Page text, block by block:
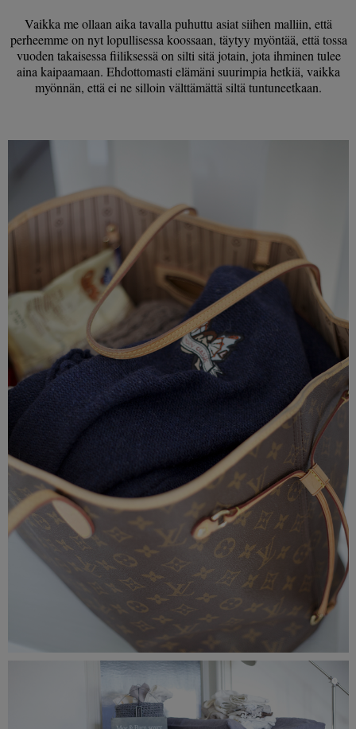
Vaikka me ollaan aika tavalla puhuttu asiat siihen malliin, että
perheemme on nyt lopullisessa koossaan, täytyy myöntää, että tossa
vuoden takaisessa fiiliksessä on silti sitä jotain, jota ihminen tulee
aina kaipaamaan. Ehdottomasti elämäni suurimpia hetkiä, vaikka
myönnän, että ei ne silloin välttämättä siltä tuntuneetkaan.